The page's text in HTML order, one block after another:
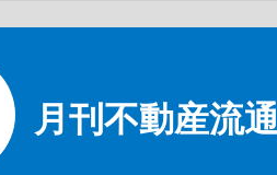
月刊不動産流通